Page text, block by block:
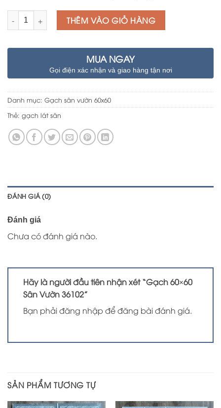
Số lượng THÊM VÀO GIỎ HÀNG
MUA NGAY
Gọi điện xác nhận và giao hàng tận nơi
Danh mục: Gạch sân vườn 60x60
Thẻ: gạch lát sân
ĐÁNH GIÁ (0)
Đánh giá
Chưa có đánh giá nào.
Hãy là người đầu tiên nhận xét “Gạch 60×60
Sân Vườn 36102”
Bạn phảiđăng nhậpđể đăng bài đánh giá.
SẢN PHẨM TƯƠNG TỰ